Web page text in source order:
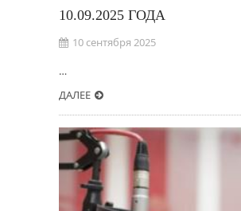
10.09.2025 ГОДА
10 сентября 2025
…
ДАЛЕЕ